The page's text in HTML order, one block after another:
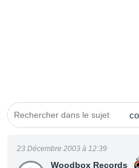
Woodbox Records
23 Décembre 2003 à 12:39